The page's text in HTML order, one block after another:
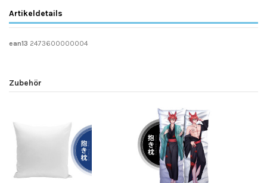
Artikeldetails
ean13 2473600000004
Zubehör